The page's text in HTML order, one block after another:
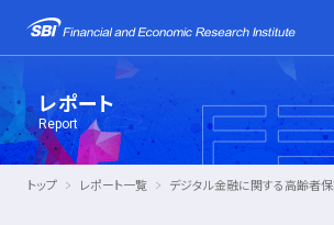
レポート
Report
トップ レポート一覧 デジタル金融に関する高齢者保